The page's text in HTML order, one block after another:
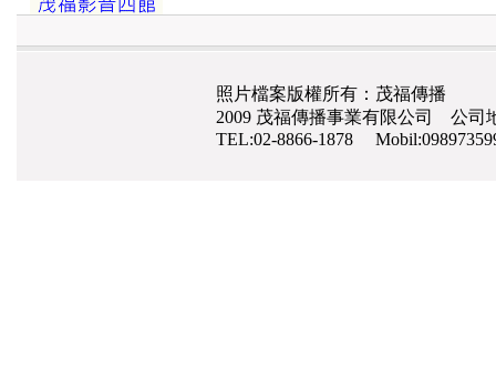
照片檔案版權所有：茂福傳播
2009 茂福傳播事業有限公司 公司
TEL:02-8866-1878